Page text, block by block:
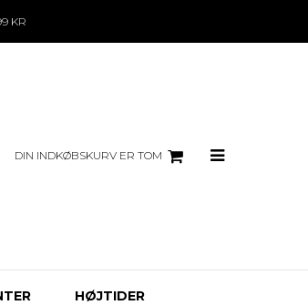
KR
DIN INDKØBSKURV ER TOM
HØJTIDER